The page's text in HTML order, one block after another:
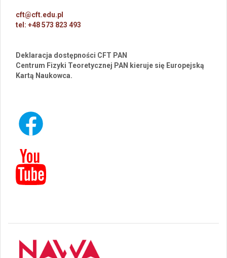
cft@cft.edu.pl
tel: +48 573 823 493
Deklaracja dostępności CFT PAN
Centrum Fizyki Teoretycznej PAN kieruje się Europejską
Kartą Naukowca.